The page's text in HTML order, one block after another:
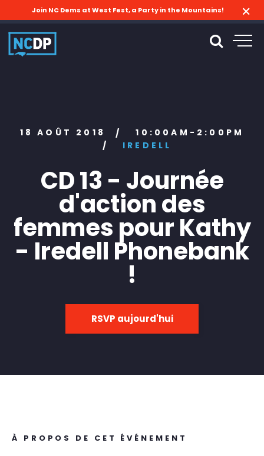
Join NC Dems at West Fest, a Party in the Mountains!
18 AOÛT 2018 /
10:00AM-2:00PM
/
IREDELL
CD 13 - Journée
d'action des
femmes pour Kathy
- Iredell Phonebank
!
RSVP aujourd'hui
À PROPOS DE CET ÉVÉNEMENT